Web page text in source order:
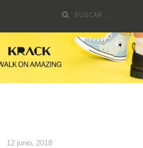
Buscar
12 junio, 2018